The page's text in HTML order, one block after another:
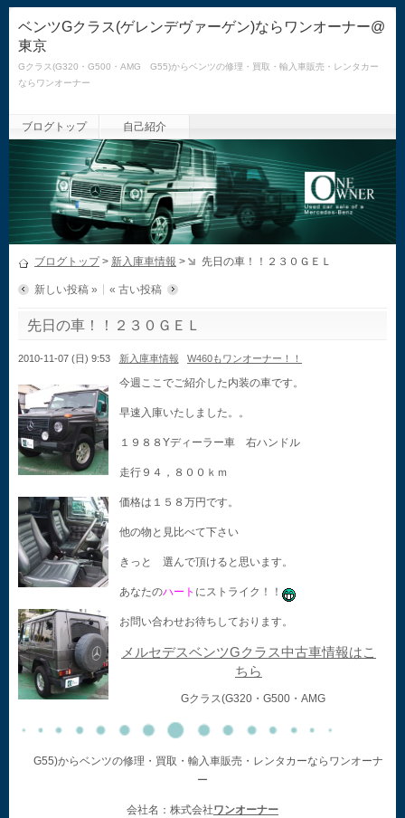
ベンツGクラス(ゲレンデヴァーゲン)ならワンオーナー@
東京
Gクラス(G320・G500・AMG G55)からベンツの修理・買取・輸入車販売・レンタカー
ならワンオーナー
ブログトップ 自己紹介
ブログトップ> 新入庫車情報 > 先日の車！！２３０ＧＥＬ
新しい投稿 » « 古い投稿
先日の車！！２３０ＧＥＬ
2010-11-07 (日) 9:53 新入庫車情報 W460もワンオーナー！！
今週ここでご紹介した内装の車です。
早速入庫いたしました。。
１９８８Yディーラー車 右ハンドル
走行９４，８００ｋｍ
価格は１５８万円です。
他の物と見比べて下さい
きっと 選んで頂けると思います。
あなたのハート にストライク！！
お問い合わせお待ちしております。
メルセデスベンツGクラス中古車情報はこ
ちら
Gクラス(G320・G500・AMG
G55)からベンツの修理・買取・輸入車販売・レンタカーならワンオーナ
ー
会社名：株式会社ワンオーナー